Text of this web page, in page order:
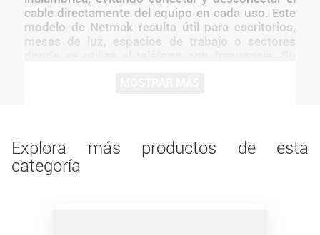
cable directamente del equipo en cada uso. Este
modelo de Netmak resulta útil para escritorios,
mesas de luz, espacios de trabajo o sectores
para organizar la carga cotidiana.
Explora más productos de esta
categoría